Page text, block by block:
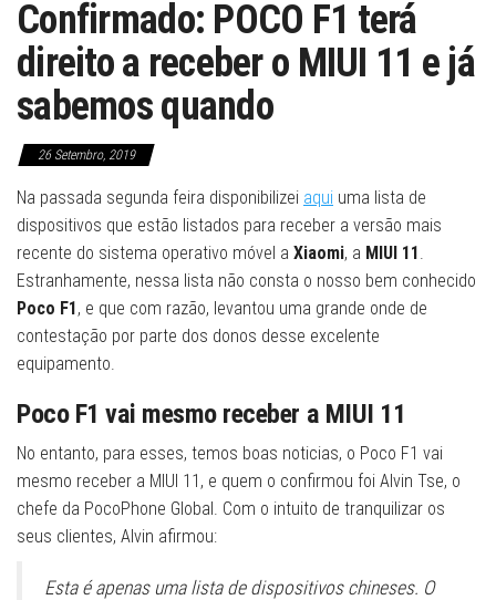
Confirmado: POCO F1 terá
direito a receber o MIUI 11 e já
sabemos quando
26 Setembro, 2019
Na passada segunda feira disponibilizei aqui uma lista de
dispositivos que estão listados para receber a versão mais
recente do sistema operativo móvel a Xiaomi, a MIUI 11.
Estranhamente, nessa lista não consta o nosso bem conhecido
Poco F1, e que com razão, levantou uma grande onde de
contestação por parte dos donos desse excelente
equipamento.
Poco F1 vai mesmo receber a MIUI 11
No entanto, para esses, temos boas noticias, o Poco F1 vai
mesmo receber a MIUI 11, e quem o confirmou foi Alvin Tse, o
chefe da PocoPhone Global. Com o intuito de tranquilizar os
seus clientes, Alvin afirmou:
Esta é apenas uma lista de dispositivos chineses. O